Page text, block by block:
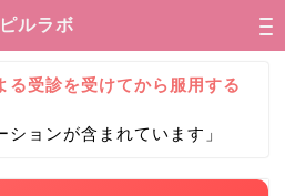
ピルラボ
受診を受けてから服用する
ションが含まれています」